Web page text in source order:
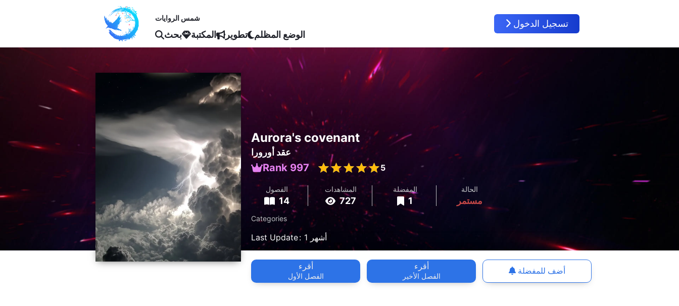
شمس الروايات
بحث المكتبة تطوير الوضع المظلم
تسجيل الدخول
Aurora's covenant
عقد أورورا
Rank 997 5
أقرء
الفصل الأول
أقرء
الفصل الأخير
أضف للمفضلة
14
الفصول
727
المشاهدات
1
المفضلة
مستمر
الحالة
Last Update 1 أشهر
Categories